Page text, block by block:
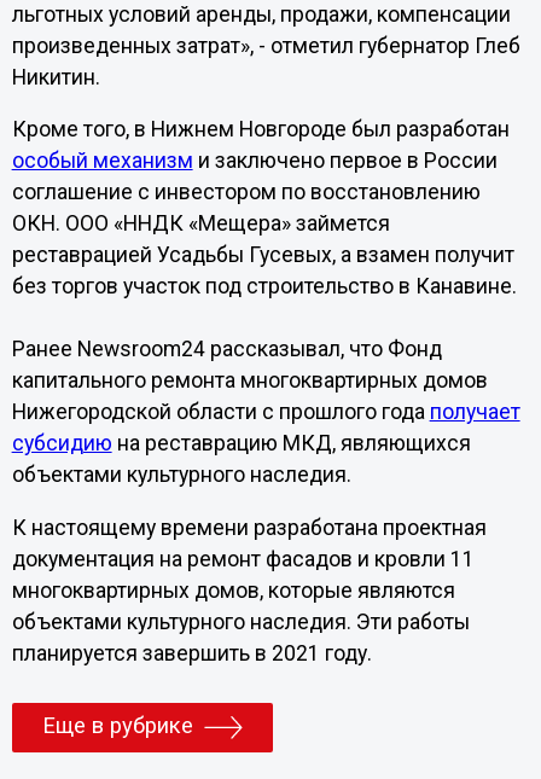
льготных условий аренды, продажи, компенсации
произведенных затрат», - отметил губернатор Глеб
Никитин.
Кроме того, в Нижнем Новгороде был разработан
особый механизм и заключено первое в России
соглашение с инвестором по восстановлению
ОКН. ООО «ННДК «Мещера» займется
реставрацией Усадьбы Гусевых, а взамен получит
без торгов участок под строительство в Канавине.
Ранее Newsroom24 рассказывал, что Фонд
капитального ремонта многоквартирных домов
Нижегородской области с прошлого года получает
субсидию на реставрацию МКД, являющихся
объектами культурного наследия.
К настоящему времени разработана проектная
документация на ремонт фасадов и кровли 11
многоквартирных домов, которые являются
объектами культурного наследия. Эти работы
планируется завершить в 2021 году.
Еще в рубрике